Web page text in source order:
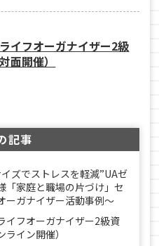
イフオーガナイザー2級
面開催）
記事
ズでストレスを軽減”UAゼ
「家庭と職場の片づけ」セ
ーガナイザー活動事例〜
イフオーガナイザー2級資
イン開催）